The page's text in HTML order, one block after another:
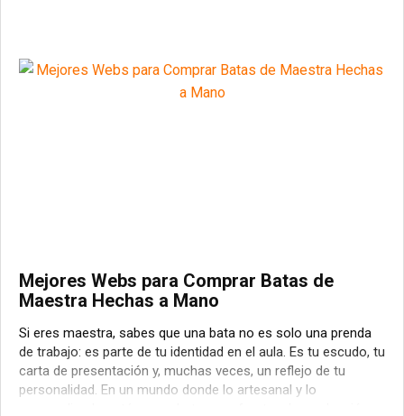
Mejores Webs para Comprar Batas de
Maestra Hechas a Mano
Si eres maestra, sabes que una bata no es solo una prenda
de trabajo: es parte de tu identidad en el aula. Es tu escudo, tu
carta de presentación y, muchas veces, un reflejo de tu
personalidad. En un mundo donde lo artesanal y lo